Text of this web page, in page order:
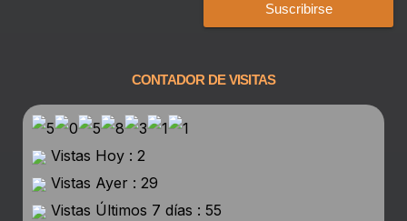
Suscribirse
CONTADOR DE VISITAS
Vistas Hoy : 2
Vistas Ayer : 29
Vistas Últimos 7 días : 55